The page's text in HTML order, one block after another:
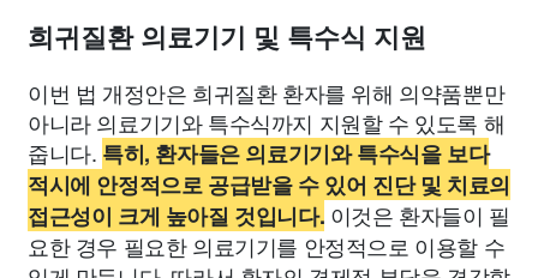
희귀질환 의료기기 및 특수식 지원
이번 법 개정안은 희귀질환 환자를 위해 의약품뿐만
아니라 의료기기와 특수식까지 지원할 수 있도록 해
줍니다. 특히, 환자들은 의료기기와 특수식을 보다
적시에 안정적으로 공급받을 수 있어 진단 및 치료의
접근성이 크게 높아질 것입니다. 이것은 환자들이 필
요한 경우 필요한 의료기기를 안정적으로 이용할 수